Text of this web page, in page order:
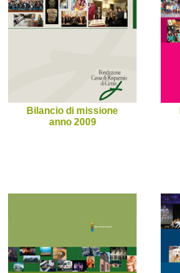
Bilancio di missione
anno 2009